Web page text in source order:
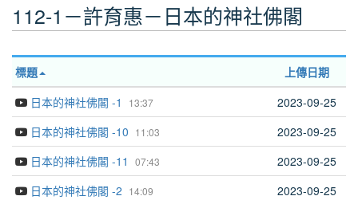
112-1－許育惠－日本的神社佛閣
標題 上傳日期
13:37
日本的神社佛閣 -1 2023-09-25
11:03
日本的神社佛閣 -10 2023-09-25
07:43
日本的神社佛閣 -11 2023-09-25
14:09
日本的神社佛閣 -2 2023-09-25